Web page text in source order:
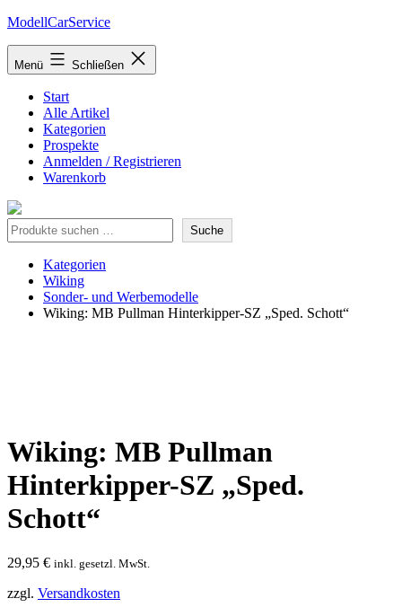
Zum
springen
ModellCarService
Menü Schließen
Start
Alle Artikel
Kategorien
Prospekte
Anmelden / Registrieren
Warenkorb
Suche Suche
Kategorien
Wiking
Sonder- und Werbemodelle
Wiking: MB Pullman Hinterkipper-SZ „Sped. Schott“
Wiking: MB Pullman
Hinterkipper-SZ „Sped.
Schott“
29,95 € inkl. gesetzl. MwSt.
zzgl. Versandkosten